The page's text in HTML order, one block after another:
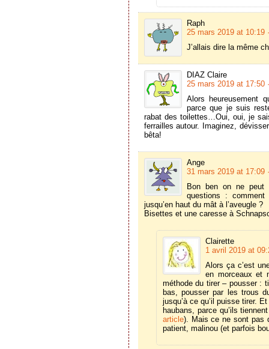
Raph
25 mars 2019 at 10:19
J’allais dire la même
DIAZ Claire
25 mars 2019 at 17:50
Alors heureusement
parce que je suis
rabat des toilettes…Oui, oui, je
ferrailles autour. Imaginez,
bêta!
Ange
31 mars 2019 at 17:09
Bon ben on ne peut
questions :
jusqu’en haut du mât à l’aveugle ?
Bisettes et une caresse à
Clairette
1 avril 2019 at
Alors ça c’est
en morceaux et
méthode du tirer – pousser :
bas, pousser par les trous
jusqu’à ce qu’il puisse tirer.
haubans, parce qu’ils
article). Mais ce ne sont pas
patient, malinou (et parfois